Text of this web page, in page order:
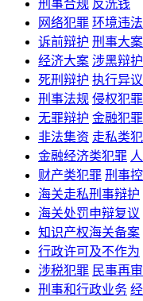
刑事合规 反洗钱
网络犯罪 环境违
诉前辩护 刑事大案
经济大案 涉黑辩护
死刑辩护 执行异议
刑事法规 侵权犯罪
无罪辩护 金融犯罪
非法集资 走私类
金融经济类犯罪
财产类犯罪 刑事
海关走私刑事辩护
海关处罚申辩复议
知识产权海关备案
行政许可及不作为
涉税犯罪 民事再
刑事和行政业务